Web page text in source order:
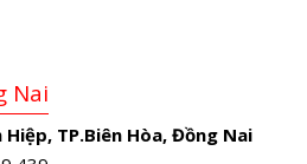
Nai
TP.Biên Hòa, Đồng Nai